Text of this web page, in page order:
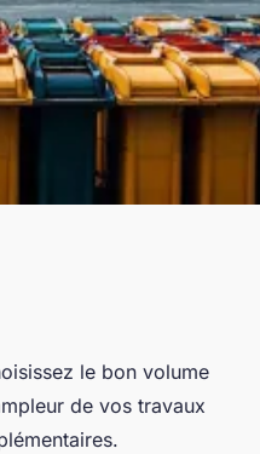
de bennes
lecture
le bon volume
de vos travaux